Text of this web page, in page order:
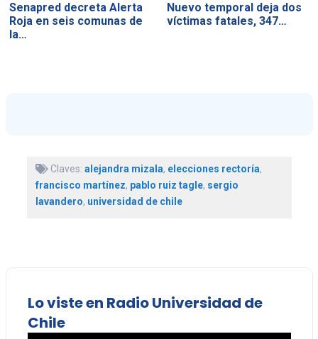
Senapred decreta Alerta
Roja en seis comunas de
la…
Nuevo temporal deja dos
víctimas fatales, 347…
Claves: alejandra mizala, elecciones rectoría,
francisco martínez, pablo ruiz tagle, sergio
lavandero, universidad de chile
Lo viste en Radio Universidad de
Chile